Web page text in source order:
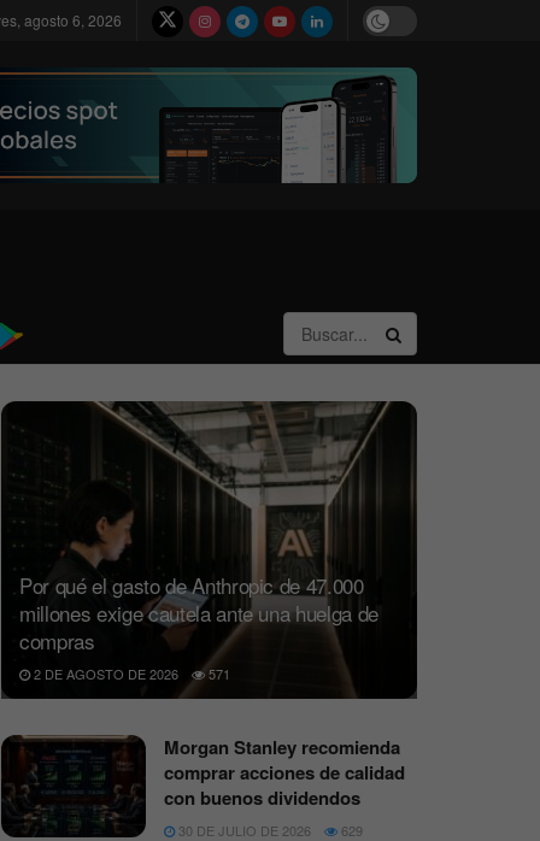
agosto 6, 2026
Por qué el gasto de Anthropic de 47.000
millones exige cautela ante una huelga de
compras
2 DE AGOSTO DE 2026 571
Morgan Stanley recomienda
comprar acciones de calidad
con buenos dividendos
30 DE JULIO DE 2026 629